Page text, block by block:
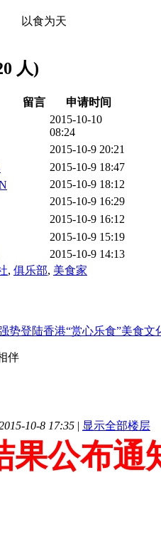
以食为天
人)
留言
申请时间
2015-10-10
08:24
2015-10-9 20:21
2015-10-9 18:47
2015-10-9 18:12
2015-10-9 16:29
2015-10-9 16:12
2015-10-9 15:19
2015-10-9 14:13
, 俱乐部, 美食家
势登陆香港“赏心乐食”美食
伴
10-8 17:35 | 显示全部楼层
果公布通